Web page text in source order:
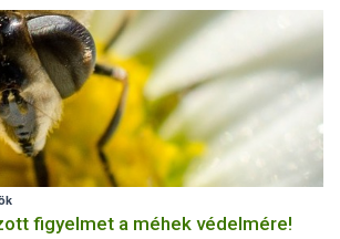
figyelmet a méhek védelmére!